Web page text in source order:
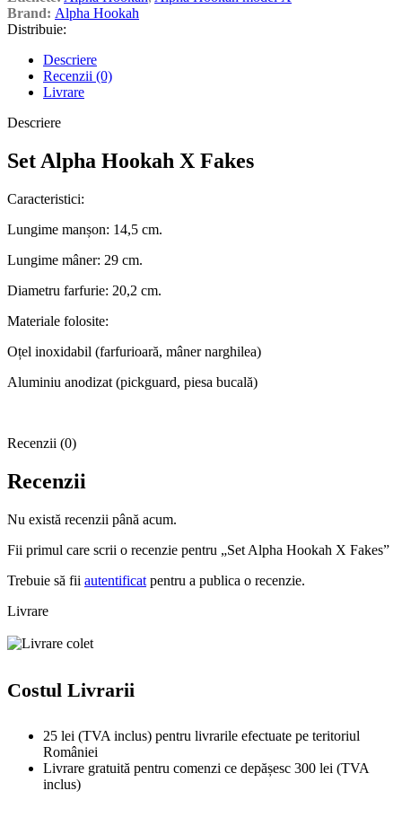
Brand: Alpha Hookah
Distribuie:
Descriere
Recenzii (0)
Livrare
Descriere
Set Alpha Hookah X Fakes
Caracteristici:
Lungime manșon: 14,5 cm.
Lungime mâner: 29 cm.
Diametru farfurie: 20,2 cm.
Materiale folosite:
Oțel inoxidabil (farfurioară, mâner narghilea)
Aluminiu anodizat (pickguard, piesa bucală)
Recenzii (0)
Recenzii
Nu există recenzii până acum.
Fii primul care scrii o recenzie pentru „Set Alpha Hookah X Fakes”
Trebuie să fii autentificat pentru a publica o recenzie.
Livrare
Costul Livrarii
25 lei (TVA inclus) pentru livrarile efectuate pe teritoriul
României
Livrare gratuită pentru comenzi ce depășesc 300 lei (TVA
inclus)